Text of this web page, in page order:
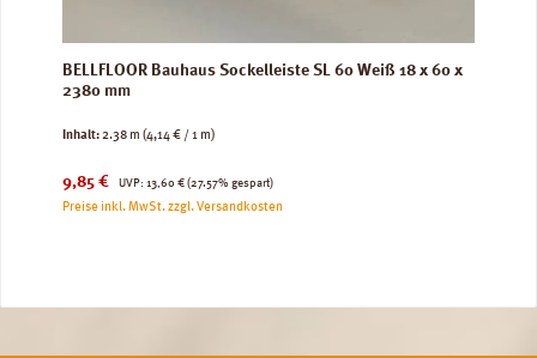
BELLFLOOR Bauhaus Sockelleiste SL 60 Weiß 18 x 60 x
2380 mm
Inhalt:2.38 m (4,14 € / 1 m)
Verkaufspreis:
9,85 € UVP:
Regulärer Preis:
13,60 € (27.57% gespart)
Preise inkl. MwSt. zzgl. Versandkosten